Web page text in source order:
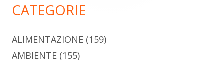
CATEGORIE
ALIMENTAZIONE (159)
AMBIENTE (155)